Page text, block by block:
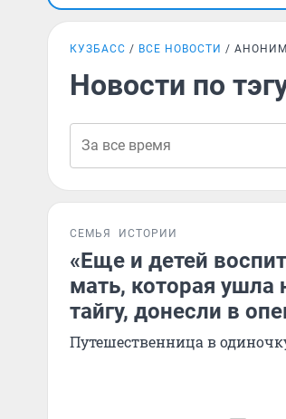
КУЗБАСС ВСЕ НОВОСТИ
Новости по
СЕМЬЯ ИСТОРИИ
«Еще и детей
мать, которая ушла
тайгу, донесли в
Путешественница в